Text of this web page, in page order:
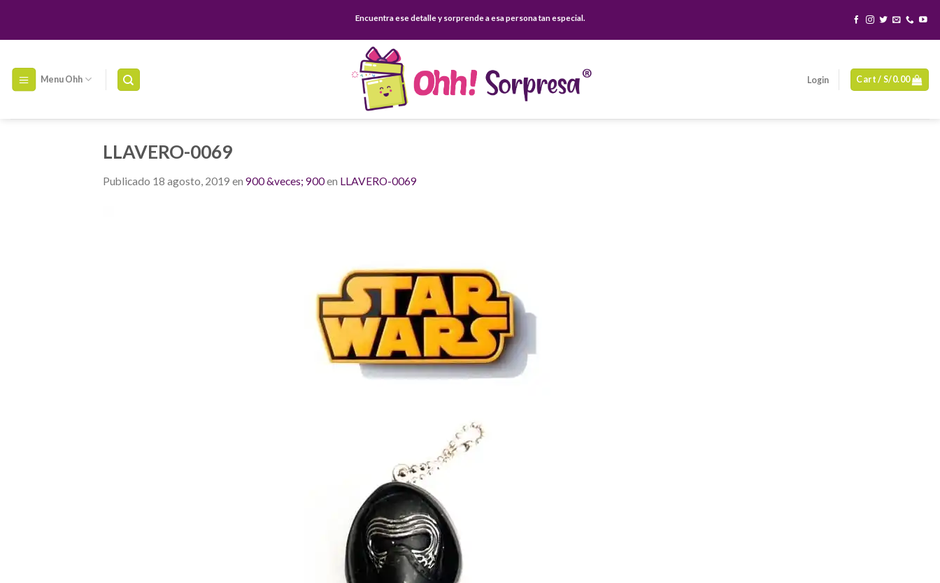
content
Encuentra ese detalle y sorprende a esa persona tan especial.
Menu Ohh Login Cart /S/0.00
LLAVERO-0069
Publicado 18 agosto, 2019 en 900 &veces; 900en LLAVERO-0069